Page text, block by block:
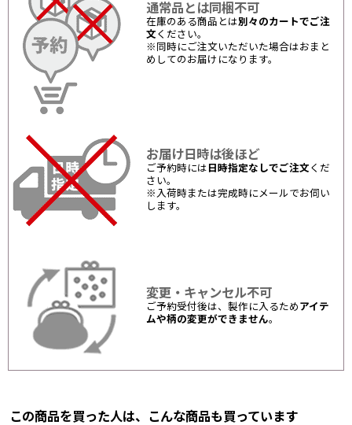
通常品とは同梱不可
在庫のある商品とは別々のカートでご注
文 ください。
※同時にご注文いただいた場合はおまと
めしてのお届けになります。
お届け日時は後ほど
ご予約時には 日時指定なしでご注文 くだ
さい。
※入荷時または完成時にメールでお伺い
します。
変更・キャンセル不可
ご予約受付後は、製作に入るため アイテ
ムや柄の変更ができません。
この商品を買った人は、こんな商品も買っています